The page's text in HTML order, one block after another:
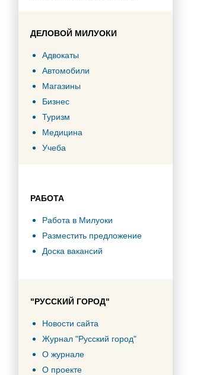
ДЕЛОВОЙ МИЛУОКИ
Адвокаты
Автомобили
Магазины
Бизнес
Туризм
Медицина
Учеба
РАБОТА
Работа в Милуоки
Разместить предложение
Доска вакансий
"РУССКИЙ ГОРОД"
Новости сайта
Журнал "Русский город"
О журнале
О проекте